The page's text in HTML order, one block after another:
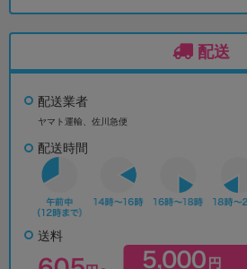
配送
配送業者
ヤマト運輸、佐川急便
配送時間
送料